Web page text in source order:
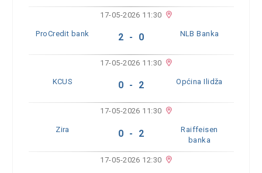
17-05-2026 11:30
ProCredit bank 2 - 0 NLB Banka
17-05-2026 11:30
KCUS 0 - 2 Općina Ilidža
17-05-2026 11:30
Zira 0 - 2
Raiffeisen
banka
17-05-2026 12:30